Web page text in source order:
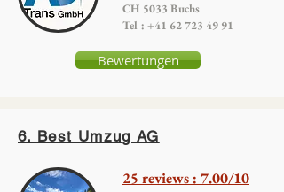
CH 5033 Buchs
Tel : +41 62 723 49 91
Bewertungen
6. Best Umzug AG
25 reviews : 7.00/10